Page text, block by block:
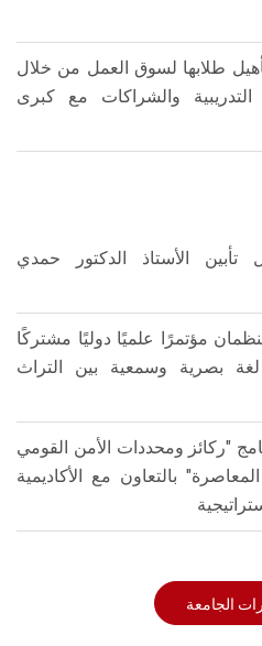
طلابها لسوق العمل من خلال
والشراكات مع كبرى
الأستاذ الدكتور حمدي
تنظمان مؤتمرًا علميًا دوليًا مشتركًا
لغة بصرية وسمعية بين التراث
"ركائز ومحددات الأمن القومي
بالتعاون مع الأكاديمية
الجامعة